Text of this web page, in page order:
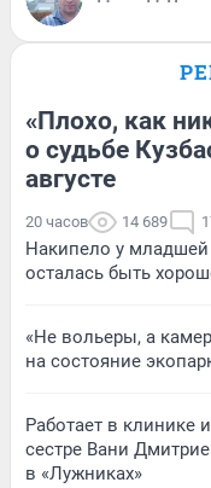
«Плохо, как
о судьбе
августе
20 часов 14 689
Накипело у младшей
осталась быть
«Не вольеры, а
на состояние
Работает в клинике
сестре Вани
в «Лужниках»